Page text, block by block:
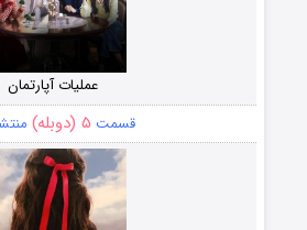
عملیات آپارتمان
قسمت ۵ (دوبله)